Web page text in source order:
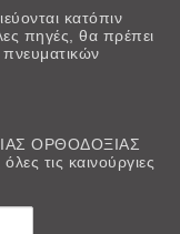
κατόπιν
πηγές, θα πρέπει
ΟΡΘΟΔΟΞΙΑΣ
τις καινούργιες